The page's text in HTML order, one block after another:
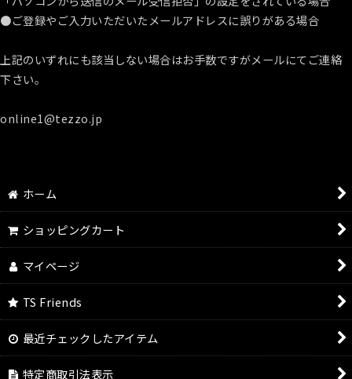
●ご登録やご入力いただいたメールアドレスに誤りがある場合
上記のいずれにも該当しない場合はお手数ですがメールにてご連絡
下さい。
online1@tezzo.jp
ホーム
ショッピングカート
マイページ
TS Friends
最近チェックしたアイテム
特定商取引法表示